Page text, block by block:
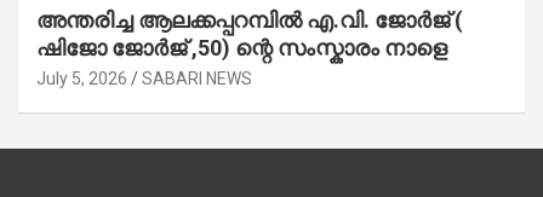
അന്തരിച്ച ആ​ല​ക്ക​പ്പ​റമ്പിൽ​ എ.​വി. ജോ​ർ​ജ് (
ഷിജോ ജോർജ് ,50) ന്റെ സംസ്കാരം നാളെ
July 5, 2026 SABARI NEWS